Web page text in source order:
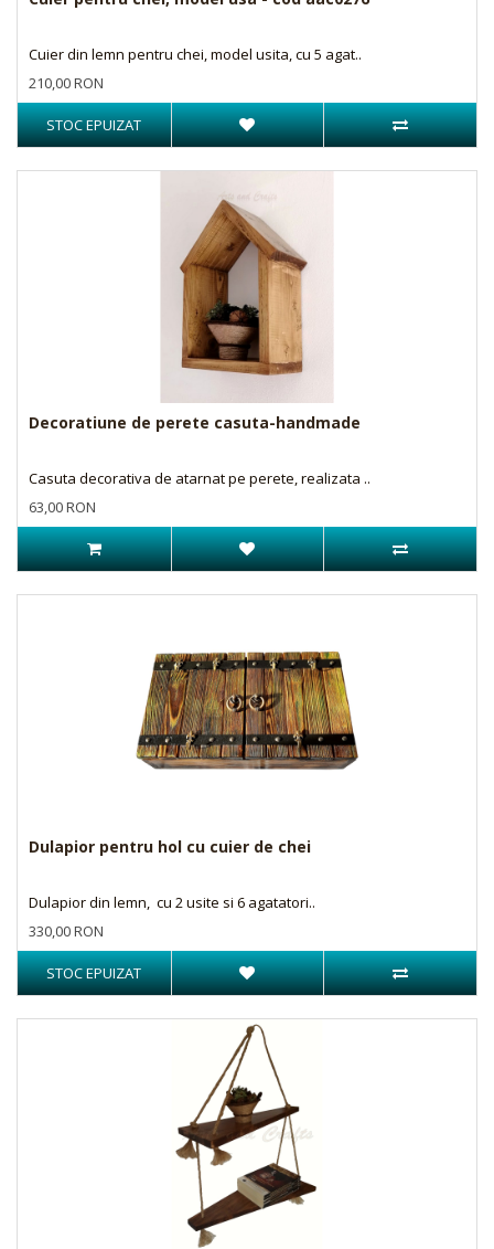
Cuier din lemn pentru chei, model usita, cu 5 agat..
210,00 RON
STOC EPUIZAT
Decoratiune de perete casuta-handmade
Casuta decorativa de atarnat pe perete, realizata ..
63,00 RON
Dulapior pentru hol cu cuier de chei
Dulapior din lemn, cu 2 usite si 6 agatatori..
330,00 RON
STOC EPUIZAT